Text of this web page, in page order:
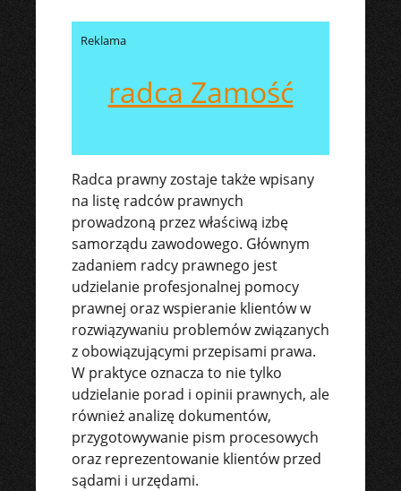
Reklama
radca Zamość
Radca prawny zostaje także wpisany
na listę radców prawnych
prowadzoną przez właściwą izbę
samorządu zawodowego. Głównym
zadaniem radcy prawnego jest
udzielanie profesjonalnej pomocy
prawnej oraz wspieranie klientów w
rozwiązywaniu problemów związanych
z obowiązującymi przepisami prawa.
W praktyce oznacza to nie tylko
udzielanie porad i opinii prawnych, ale
również analizę dokumentów,
przygotowywanie pism procesowych
oraz reprezentowanie klientów przed
sądami i urzędami.